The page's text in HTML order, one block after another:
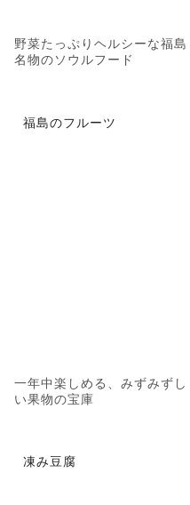
野菜たっぷりヘルシーな福島
名物のソウルフード
福島のフルーツ
一年中楽しめる、みずみずし
い果物の宝庫
凍み豆腐